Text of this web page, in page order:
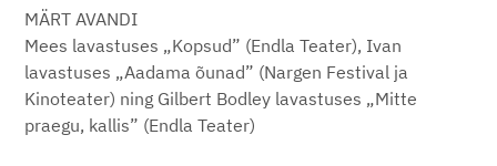
MÄRT AVANDI
Mees lavastuses „Kopsud” (Endla Teater), Ivan
lavastuses „Aadama õunad” (Nargen Festival ja
Kinoteater) ning Gilbert Bodley lavastuses „Mitte
praegu, kallis” (Endla Teater)